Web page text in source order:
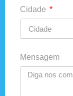
Cidade
Mensagem